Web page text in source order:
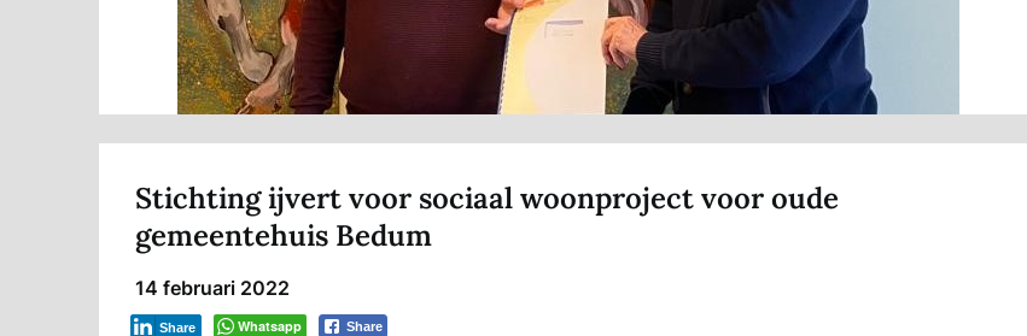
Stichting ijvert voor sociaal woonproject voor oude
gemeentehuis Bedum
14 februari 2022
Whatsapp Share
Share